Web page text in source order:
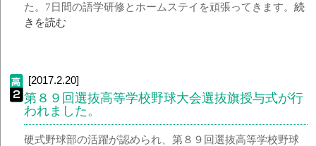
た。7日間の語学研修とホームステイを頑張ってきます。続
きを読む
[2017.2.20]
第８９回選抜高等学校野球大会選抜旗授与式が行
われました。
硬式野球部の活躍が認められ、第８９回選抜高等学校野球